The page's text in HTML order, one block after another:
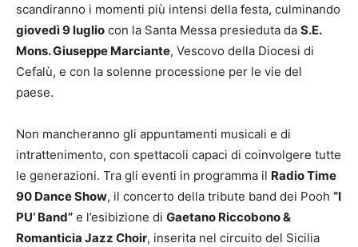
scandiranno i momenti più intensi della festa, culminando
giovedì 9 luglio con la Santa Messa presieduta da S.E.
Mons. Giuseppe Marciante, Vescovo della Diocesi di
Cefalù, e con la solenne processione per le vie del
paese.
Non mancheranno gli appuntamenti musicali e di
intrattenimento, con spettacoli capaci di coinvolgere tutte
le generazioni. Tra gli eventi in programma il Radio Time
90 Dance Show, il concerto della tribute band dei Pooh “I
PU’ Band” e l’esibizione di Gaetano Riccobono &
Romanticia Jazz Choir, inserita nel circuito del Sicilia